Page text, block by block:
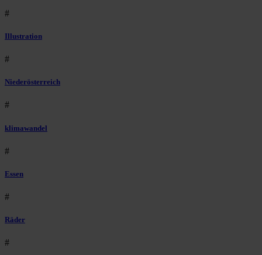
#
Illustration
#
Niederösterreich
#
klimawandel
#
Essen
#
Räder
#